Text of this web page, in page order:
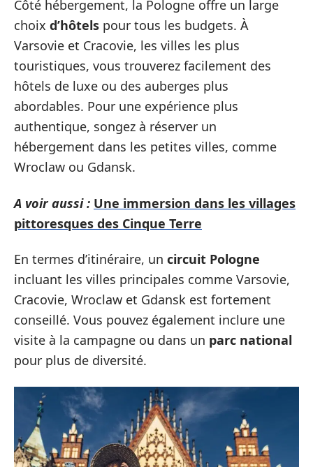
Côté hébergement, la Pologne offre un large
choix d’hôtels pour tous les budgets. À
Varsovie et Cracovie, les villes les plus
touristiques, vous trouverez facilement des
hôtels de luxe ou des auberges plus
abordables. Pour une expérience plus
authentique, songez à réserver un
hébergement dans les petites villes, comme
Wroclaw ou Gdansk.
A voir aussi : Une immersion dans les villages
pittoresques des Cinque Terre
En termes d’itinéraire, un circuit Pologne
incluant les villes principales comme Varsovie,
Cracovie, Wroclaw et Gdansk est fortement
conseillé. Vous pouvez également inclure une
visite à la campagne ou dans un parc national
pour plus de diversité.